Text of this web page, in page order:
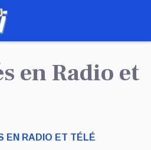
en Radio et
EN RADIO ET TÉLÉ